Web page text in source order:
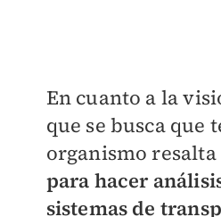
En cuanto a la
que se busca que
organismo resalta
para hacer
sistemas de